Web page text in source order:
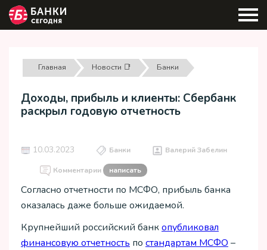
Главная Новости 📑 Банки
Доходы, прибыль и клиенты: Сбербанк
раскрыл годовую отчетность
10.03.2023 Банки Валерий Забелин
Комментарии написать
Согласно отчетности по МСФО, прибыль банка
оказалась даже больше ожидаемой.
Крупнейший российский банкопубликовал
финансовую отчетность по стандартам МСФО –